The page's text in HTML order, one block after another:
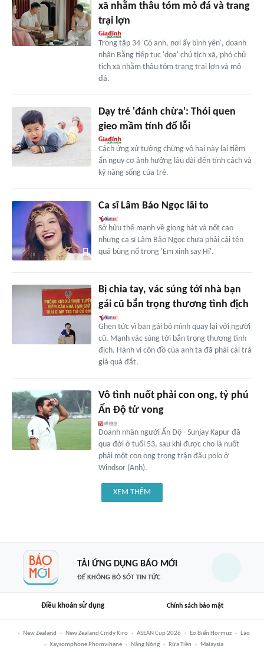
xã nhằm thâu tóm mỏ đá và trang
trại lợn
Trong tập 34 'Có anh, nơi ấy bình yên', doanh
nhân Bằng tiếp tục 'dọa' chủ tịch xã, phó chủ
tịch xã nhằm thâu tóm trang trại lợn và mỏ
đá.
Dạy trẻ 'đánh chừa': Thói quen
gieo mầm tính đổ lỗi
Cách ứng xử tưởng chừng vô hại này lại tiềm
ẩn nguy cơ ảnh hưởng lâu dài đến tính cách và
kỹ năng sống của trẻ.
Ca sĩ Lâm Bảo Ngọc lãi to
Sở hữu thế mạnh về giọng hát và nốt cao
nhưng ca sĩ Lâm Bảo Ngọc chưa phải cái tên
quá bùng nổ trong 'Em xinh say Hi'.
Bị chia tay, vác súng tới nhà bạn
gái cũ bắn trọng thương tình địch
Ghen tức vì bạn gái bỏ mình quay lại với người
cũ, Mạnh vác súng tới bắn trọng thương tình
địch. Hành vi côn đồ của anh ta đã phải cái trả
giá quá đắt.
Vô tình nuốt phải con ong, tỷ phú
Ấn Độ tử vong
Doanh nhân người Ấn Độ - Sunjay Kapur đã
qua đời ở tuổi 53, sau khi được cho là nuốt
phải một con ong trong trận đấu polo ở
Windsor (Anh).
XEM THÊM
TẢI ỨNG DỤNG BÁO MỚI
ĐỂ KHÔNG BỎ SÓT TIN TỨC
Điều khoản sử dụng Chính sách bảo mật
New Zealand New Zealand Cindy Kiro ASEAN Cup 2026 Eo Biển Hormuz
Lào
Xaysomphone Phomvihane
Nắng Nóng Rửa Tiền Malaysia